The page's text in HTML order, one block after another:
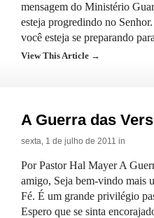
mensagem do Ministério
esteja progredindo no
você esteja se preparando
View This Article →
A Guerra das
sexta, 1 de julho de 2011 in
Por Pastor Hal Mayer A
amigo, Seja bem-vindo mais
Fé. É um grande privilégio
Espero que se sinta